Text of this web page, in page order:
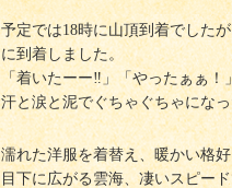
予定では18時に山頂到着でした
に到着しました。
「着いたーー‼︎」「やったぁぁ！
汗と涙と泥でぐちゃぐちゃにな
濡れた洋服を着替え、暖かい格
目下に広がる雲海、凄いスピー